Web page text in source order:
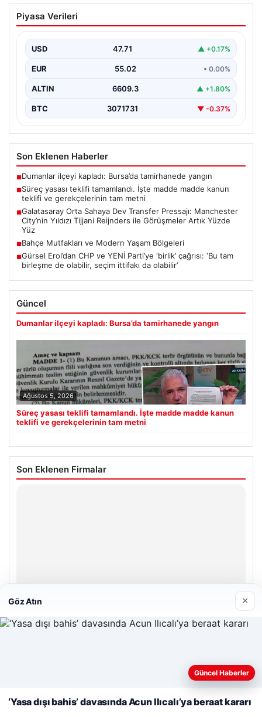
Süreç yasası teklifi tamamlandı. İşte
madde madde kanun teklifi ve
Piyasa Verileri
USD 47.71 ▲ +0.17%
EUR 55.02 • 0.00%
ALTIN 6609.3 ▲ +1.80%
BTC 3071731 ▼ -0.37%
Son Eklenen Haberler
■Dumanlar ilçeyi kapladı: Bursa’da tamirhanede yangın
■Süreç yasası teklifi tamamlandı. İşte madde madde kanun
teklifi ve gerekçelerinin tam metni
■Galatasaray Orta Sahaya Dev Transfer Pressajı: Manchester
City’nin Yıldızı Tijjani Reijnders ile Görüşmeler Artık Yüzde
Yüz
■Bahçe Mutfakları ve Modern Yaşam Bölgeleri
■Gürsel Erol’dan CHP ve YENİ Parti’ye ‘birlik’ çağrısı: ‘Bu tam
birleşme de olabilir, seçim ittifakı da olabilir’
Güncel
Dumanlar ilçeyi kapladı: Bursa’da tamirhanede yangın
Ağustos 5, 2026
Süreç yasası teklifi tamamlandı. İşte madde madde kanun
teklifi ve gerekçelerinin tam metni
Son Eklenen Firmalar
deneyiminizi kişiselleştirmek ve geliştirmek amacıyla çerezler
Reddet Kabul Et
Göz Atın ×
Güncel Haberler
‘Yasa dışı bahis’ davasında Acun Ilıcalı’ya beraat kararı